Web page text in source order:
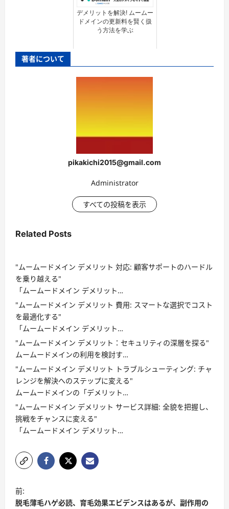
デメリットを解決! ムームー
ドメインの更新料を賢く扱
う方法を学ぶ
著者について
pikakichi2015@gmail.com
Administrator
すべての投稿を表示
Related Posts
"ムームードメイン デメリット 対応: 顧客サポートのハードル
を乗り越える"
「ムームードメイン デメリット…
"ムームードメイン デメリット 費用: スマートな選択でコスト
を最適化する"
「ムームードメイン デメリット…
"ムームードメイン デメリット：セキュリティの深層を探る"
ムームードメインの利用を検討す…
"ムームードメイン デメリット トラブルシューティング: チャ
レンジを解決へのステップに変える"
ムームードメインの「デメリット…
"ムームードメイン デメリット サービス詳細: 全貌を把握し、
挑戦をチャンスに変える"
「ムームードメイン デメリット…
投
稿
前:
脱毛薄毛ハゲ必読、育毛効果エビデンスはあるが、副作用の